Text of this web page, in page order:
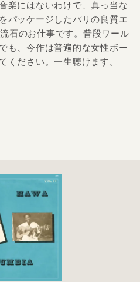
楽にはないわけで、真っ当な
パッケージしたパリの良質エ
石のお仕事です。普段ワール
も、今作は普遍的な女性ボー
ください。一生聴けます。